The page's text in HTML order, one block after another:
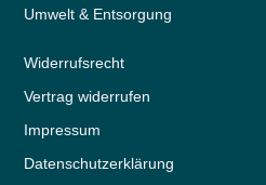
Umwelt & Entsorgung
Widerrufs­recht
Vertrag widerrufen
Impressum
Daten­schutz­erklärung